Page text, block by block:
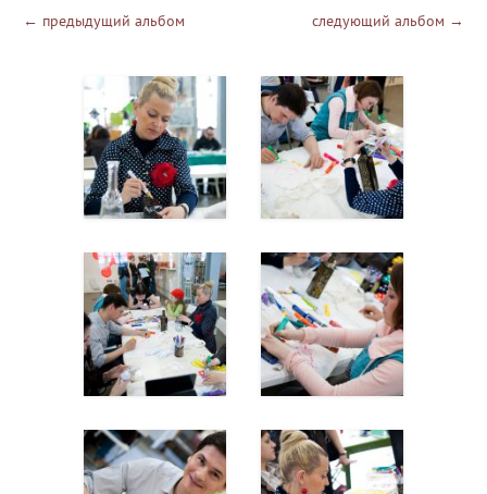
← предыдущий альбом следующий альбом →